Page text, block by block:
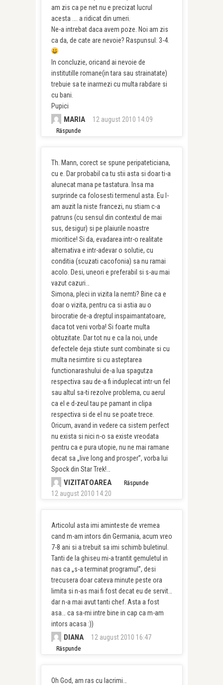
am zis ca pe net nu e precizat lucrul
acesta …. a ridicat din umeri.
Ne-a intrebat daca avem poze. Noi am zis
ca da, de cate are nevoie? Raspunsul: 3-4.
In concluzie, oricand ai nevoie de
institutille romane(in tara sau strainatate)
trebuie sa te inarmezi cu multa rabdare si
cu bani.
Pupici
MARIA 12 august 2010 14:09
Răspunde
Th. Mann, corect se spune peripateticiana,
cu e. Dar probabil ca tu stii asta si doar ti-a
alunecat mana pe tastatura. Insa ma
surprinde ca folosesti termenul asta. Eu l-
am auzit la niste francezi, nu stiam c-a
patruns (cu sensul din contextul de mai
sus, desigur) si pe plaiurile noastre
mioritice! Si da, evadarea intr-o realitate
alternativa e intr-adevar o solutie, cu
conditia (scuzati cacofonia) sa nu ramai
acolo. Desi, uneori e preferabil si s-au mai
vazut cazuri…
Simona, pleci in vizita la nemti? Bine ca e
doar o vizita, pentru ca si astia au o
birocratie de-a dreptul inspaimantatoare,
daca tot veni vorba! Si foarte multa
obtuzitate. Dar tot nu e ca la noi, unde
defectele deja stiute sunt combinate si cu
multa nesimtire si cu asteptarea
functionarashului de-a lua spagutza
respectiva sau de-a fi induplecat intr-un fel
sau altul sa-ti rezolve problema, cu aerul
ca el e d-zeul tau pe pamant in clipa
respectiva si de el nu se poate trece.
Oricum, avand in vedere ca sistem perfect
nu exista si nici n-o sa existe vreodata
pentru ca e pura utopie, nu ne mai ramane
decat sa „live long and prosper”, vorba lui
Spock din Star Trek!…
VIZITATOAREA
12 august 2010 14:20
Răspunde
Articolul asta imi aminteste de vremea
cand m-am intors din Germania, acum vreo
7-8 ani si a trebuit sa imi schimb buletinul.
Tanti de la ghiseu mi-a trantit gemuletul in
nas ca „s-a terminat programul”, desi
trecusera doar cateva minute peste ora
limita si n-as mai fi fost decat eu de servit…
dar n-a mai avut tanti chef. Asta a fost
asa… ca sa-mi intre bine in cap ca m-am
intors acasa :))
DIANA 12 august 2010 16:47
Răspunde
Oh God, am ras cu lacrimi…